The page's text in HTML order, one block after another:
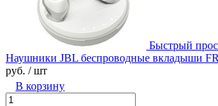
Быстрый
Наушники JBL беспроводные вкладыши
руб. / шт
В корзину